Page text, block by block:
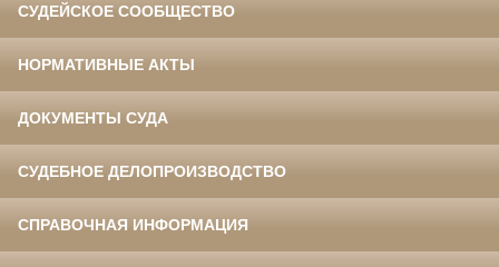
СУДЕЙСКОЕ СООБЩЕСТВО
НОРМАТИВНЫЕ АКТЫ
ДОКУМЕНТЫ СУДА
СУДЕБНОЕ ДЕЛОПРОИЗВОДСТВО
СПРАВОЧНАЯ ИНФОРМАЦИЯ